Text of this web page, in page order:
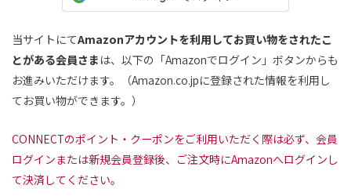
当サイトにてAmazonアカウントを利用してお買い物をされたこ
とがある会員さま は、以下の「Amazonでログイン」ボタンからも
お進みいただけます。（Amazon.co.jpに登録された情報を利用し
てお買い物ができます。）
CONNECTのポイント・クーポンをご利用いただく際は必ず、会員
ログインまたは新規会員登録後、ご注文時にAmazonへログインし
て決済してください。